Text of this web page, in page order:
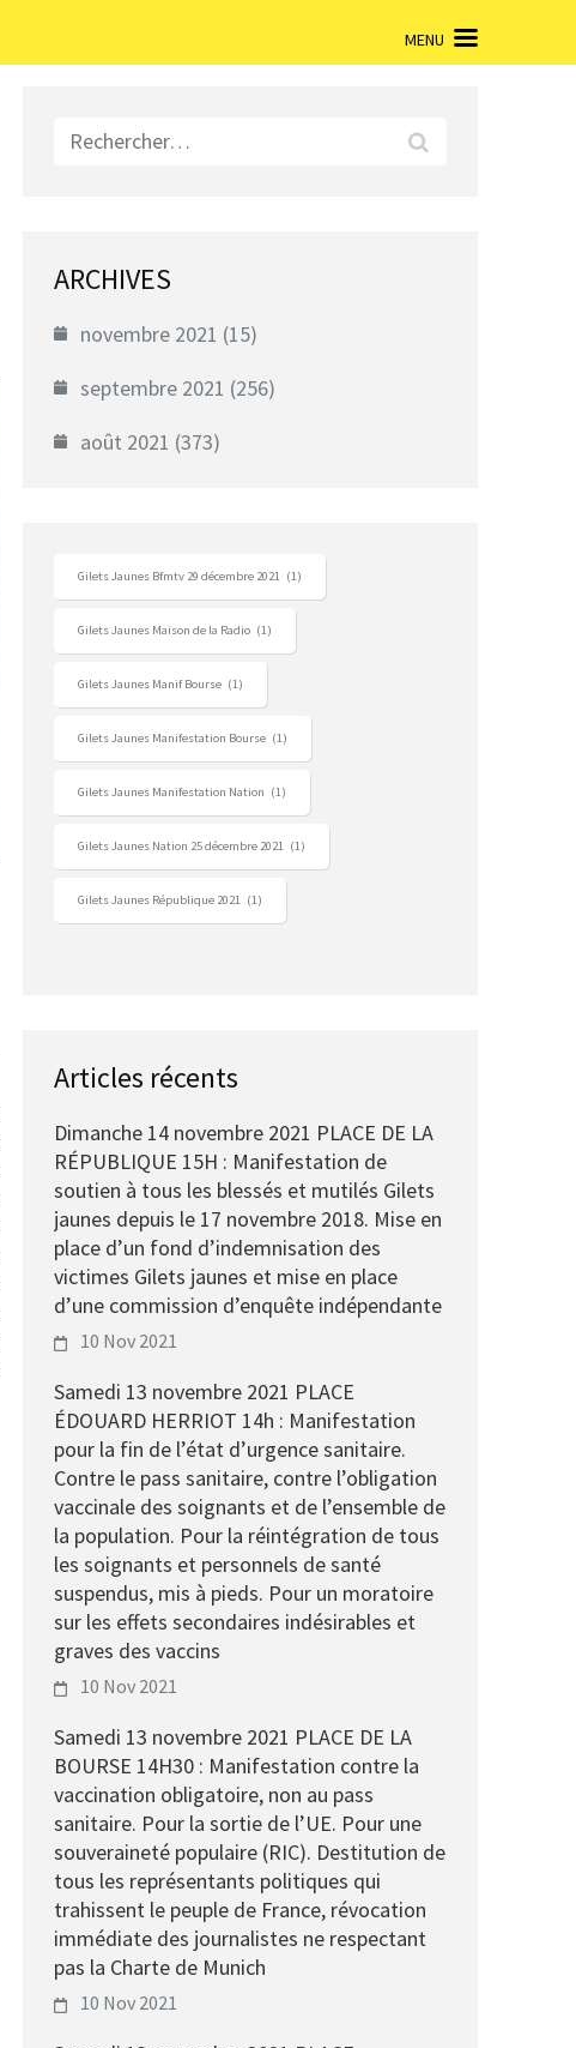
MENU
Rechercher :
ARCHIVES
novembre 2021 (15)
septembre 2021 (256)
août 2021 (373)
Gilets Jaunes Bfmtv 29 décembre 2021 (1)
Gilets Jaunes Maison de la Radio (1)
Gilets Jaunes Manif Bourse (1)
Gilets Jaunes Manifestation Bourse (1)
Gilets Jaunes Manifestation Nation (1)
Gilets Jaunes Nation 25 décembre 2021 (1)
Gilets Jaunes République 2021 (1)
Articles récents
Dimanche 14 novembre 2021 PLACE DE LA
RÉPUBLIQUE 15H : Manifestation de
soutien à tous les blessés et mutilés Gilets
jaunes depuis le 17 novembre 2018. Mise en
place d’un fond d’indemnisation des
victimes Gilets jaunes et mise en place
d’une commission d’enquête indépendante
10 Nov 2021
Samedi 13 novembre 2021 PLACE
ÉDOUARD HERRIOT 14h : Manifestation
pour la fin de l’état d’urgence sanitaire.
Contre le pass sanitaire, contre l’obligation
vaccinale des soignants et de l’ensemble de
la population. Pour la réintégration de tous
les soignants et personnels de santé
suspendus, mis à pieds. Pour un moratoire
sur les effets secondaires indésirables et
graves des vaccins
10 Nov 2021
Samedi 13 novembre 2021 PLACE DE LA
BOURSE 14H30 : Manifestation contre la
vaccination obligatoire, non au pass
sanitaire. Pour la sortie de l’UE. Pour une
souveraineté populaire (RIC). Destitution de
tous les représentants politiques qui
trahissent le peuple de France, révocation
immédiate des journalistes ne respectant
pas la Charte de Munich
10 Nov 2021